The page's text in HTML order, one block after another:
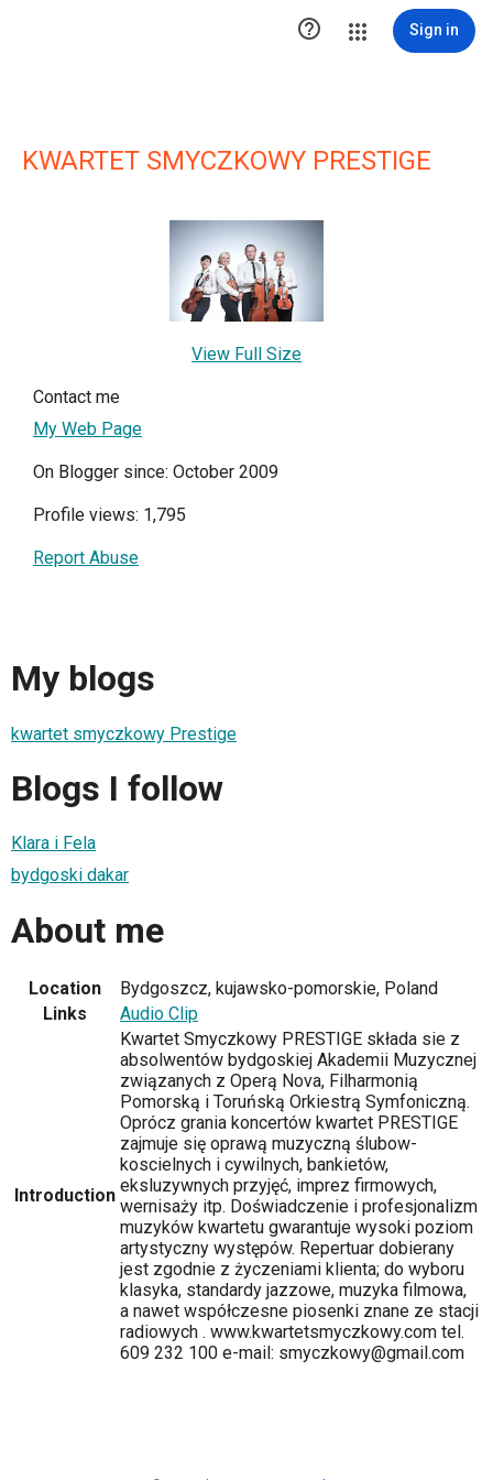
 Sign in
KWARTET SMYCZKOWY PRESTIGE
View Full Size
Contact me
My Web Page
On Blogger since: October 2009
Profile views: 1,795
Report Abuse
My blogs
kwartet smyczkowy Prestige
Blogs I follow
Klara i Fela
bydgoski dakar
About me
Location
Bydgoszcz, kujawsko-pomorskie, Poland
Links
Audio Clip
Introduction
Kwartet Smyczkowy PRESTIGE składa sie z
absolwentów bydgoskiej Akademii Muzycznej
związanych z Operą Nova, Filharmonią
Pomorską i Toruńską Orkiestrą Symfoniczną.
Oprócz grania koncertów kwartet PRESTIGE
zajmuje się oprawą muzyczną ślubow-
koscielnych i cywilnych, bankietów,
eksluzywnych przyjęć, imprez firmowych,
wernisaży itp. Doświadczenie i profesjonalizm
muzyków kwartetu gwarantuje wysoki poziom
artystyczny występów. Repertuar dobierany
jest zgodnie z życzeniami klienta; do wyboru
klasyka, standardy jazzowe, muzyka filmowa,
a nawet współczesne piosenki znane ze stacji
radiowych . www.kwartetsmyczkowy.com tel.
609 232 100 e-mail: smyczkowy@gmail.com